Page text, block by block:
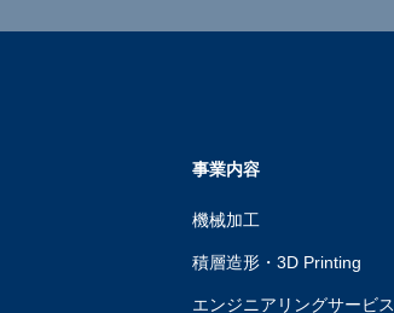
事業内容
機械加工
積層造形・3D Printing
エンジニアリングサービス